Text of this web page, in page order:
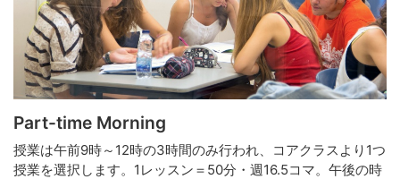
Part-time Morning
授業は午前9時～12時の3時間のみ行われ、コアクラスより1つ
授業を選択します。1レッスン＝50分・週16.5コマ。午後の時